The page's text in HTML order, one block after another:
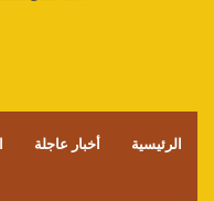
الرئيسية أخبار عاجلة